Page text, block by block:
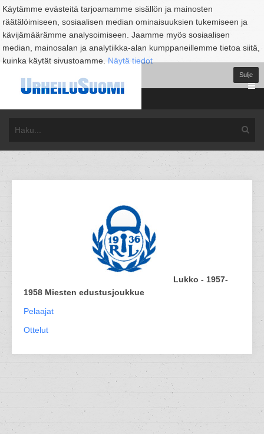
Käytämme evästeitä tarjoamamme sisällön ja mainosten
räätälöimiseen, sosiaalisen median ominaisuuksien tukemiseen ja
kävijämäärämme analysoimiseen. Jaamme myös sosiaalisen
median, mainosalan ja analytiikka-alan kumppaneillemme tietoa siitä,
kuinka käytät sivustoamme. Näytä tiedot
Sulje
Lukko - 1957-
1958 Miesten edustusjoukkue
Pelaajat
Ottelut